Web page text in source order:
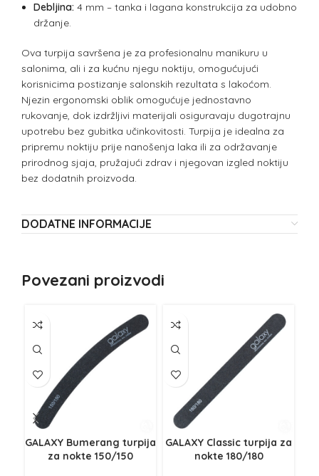
Debljina: 4 mm – tanka i lagana konstrukcija za udobno
držanje.
Ova turpija savršena je za profesionalnu manikuru u
salonima, ali i za kućnu njegu noktiju, omogućujući
korisnicima postizanje salonskih rezultata s lakoćom.
Njezin ergonomski oblik omogućuje jednostavno
rukovanje, dok izdržljivi materijali osiguravaju dugotrajnu
upotrebu bez gubitka učinkovitosti. Turpija je idealna za
pripremu noktiju prije nanošenja laka ili za održavanje
prirodnog sjaja, pružajući zdrav i njegovan izgled noktiju
bez dodatnih proizvoda.
DODATNE INFORMACIJE
Povezani proizvodi
GALAXY Bumerang turpija
za nokte 150/150
GALAXY Classic turpija za
nokte 180/180